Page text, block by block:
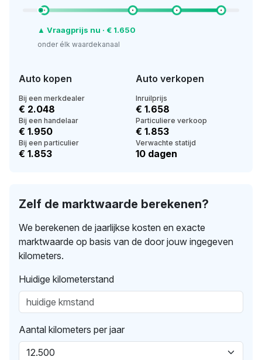
▲ Vraagprijs nu · € 1.650
onder élk waardekanaal
Auto kopen
Bij een merkdealer
€ 2.048
Bij een handelaar
€ 1.950
Bij een particulier
€ 1.853
Auto verkopen
Inruilprijs
€ 1.658
Particuliere verkoop
€ 1.853
Verwachte statijd
10 dagen
Zelf de marktwaarde berekenen?
We berekenen de jaarlijkse kosten en exacte
marktwaarde op basis van de door jouw ingegeven
kilometers.
Huidige kilometerstand
Aantal kilometers per jaar